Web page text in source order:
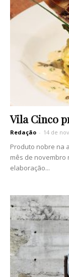
Vila Cinco
Redação - 14 de
Produto nobre na
mês de novembro
elaboração...